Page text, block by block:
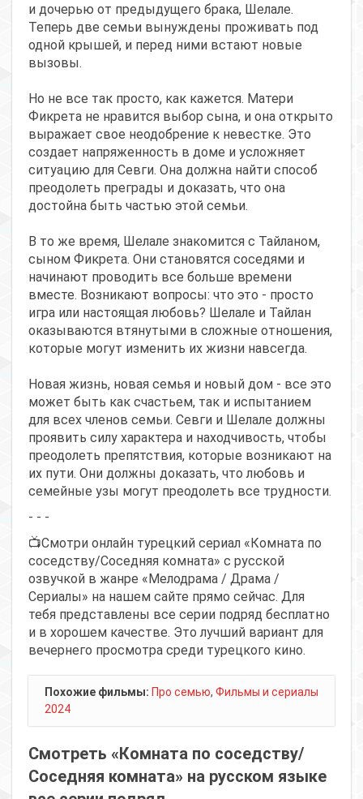
и дочерью от предыдущего брака, Шелале.
Теперь две семьи вынуждены проживать под
одной крышей, и перед ними встают новые
вызовы.
Но не все так просто, как кажется. Матери
Фикрета не нравится выбор сына, и она открыто
выражает свое неодобрение к невестке. Это
создает напряженность в доме и усложняет
ситуацию для Севги. Она должна найти способ
преодолеть преграды и доказать, что она
достойна быть частью этой семьи.
В то же время, Шелале знакомится с Тайланом,
сыном Фикрета. Они становятся соседями и
начинают проводить все больше времени
вместе. Возникают вопросы: что это - просто
игра или настоящая любовь? Шелале и Тайлан
оказываются втянутыми в сложные отношения,
которые могут изменить их жизни навсегда.
Новая жизнь, новая семья и новый дом - все это
может быть как счастьем, так и испытанием
для всех членов семьи. Севги и Шелале должны
проявить силу характера и находчивость, чтобы
преодолеть препятствия, которые возникают на
их пути. Они должны доказать, что любовь и
семейные узы могут преодолеть все трудности.
- - -
📺Смотри онлайн турецкий сериал «Комната по
соседству/Соседняя комната» с русской
озвучкой в жанре «Мелодрама / Драма /
Сериалы» на нашем сайте прямо сейчас. Для
тебя представлены все серии подряд бесплатно
и в хорошем качестве. Это лучший вариант для
вечернего просмотра среди турецкого кино.
Похожие фильмы: Про семью, Фильмы и сериалы
2024
Смотреть «Комната по соседству/
Соседняя комната» на русском языке